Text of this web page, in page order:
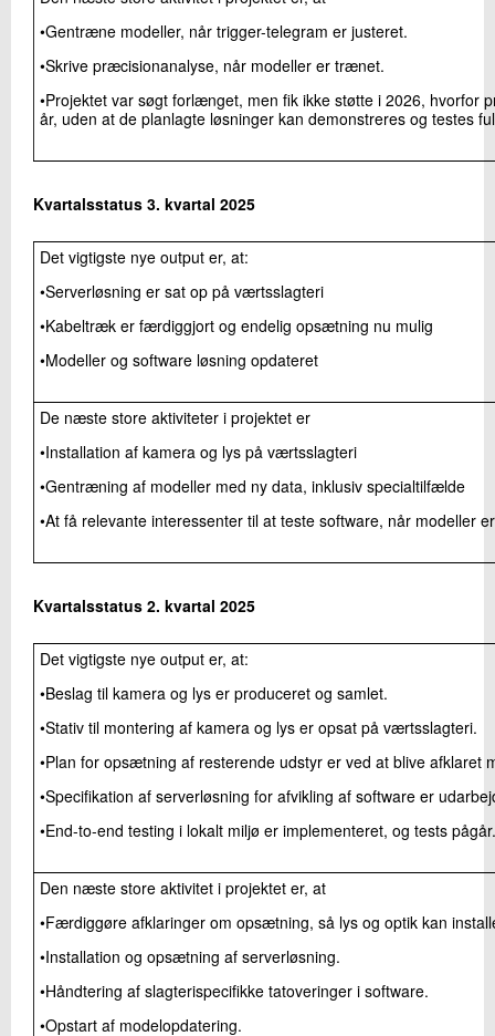
•Gentræne modeller, når trigger-telegram er justeret.
•Skrive præcisionanalyse, når modeller er trænet.
•Projektet var søgt forlænget, men fik ikke støtte i 2026, hvorfor
år, uden at de planlagte løsninger kan demonstreres og testes
Kvartalsstatus 3. kvartal 2025
Det vigtigste nye output er, at:
•Serverløsning er sat op på værtsslagteri
•Kabeltræk er færdiggjort og endelig opsætning nu mulig
•Modeller og software løsning opdateret
De næste store aktiviteter i projektet er
•Installation af kamera og lys på værtsslagteri
•Gentræning af modeller med ny data, inklusiv specialtilfælde
•At få relevante interessenter til at teste software, når modeller
Kvartalsstatus 2. kvartal 2025
Det vigtigste nye output er, at:
•Beslag til kamera og lys er produceret og samlet.
•Stativ til montering af kamera og lys er opsat på værtsslagteri.
•Plan for opsætning af resterende udstyr er ved at blive afklaret
•Specifikation af serverløsning for afvikling af software er
•End-to-end testing i lokalt miljø er implementeret, og tests pågår.
Den næste store aktivitet i projektet er, at
•Færdiggøre afklaringer om opsætning, så lys og optik kan
•Installation og opsætning af serverløsning.
•Håndtering af slagterispecifikke tatoveringer i software.
•Opstart af modelopdatering.